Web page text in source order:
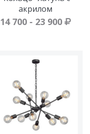
акрилом
14 700 - 23 900